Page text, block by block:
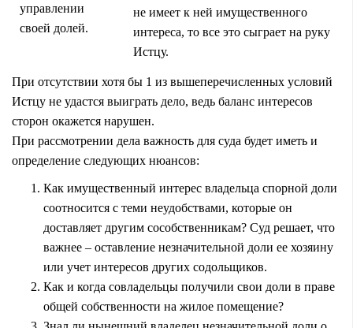
управлении
своей долей.
не имеет к ней имущественного
интереса, то все это сыграет на руку
Истцу.
При отсутствии хотя бы 1 из вышеперечисленных условий
Истцу не удастся выиграть дело, ведь баланс интересов
сторон окажется нарушен.
При рассмотрении дела важность для суда будет иметь и
определение следующих нюансов:
Как имущественный интерес владельца спорной доли
соотносится с теми неудобствами, которые он
доставляет другим сособственникам? Суд решает, что
важнее – оставление незначительной доли ее хозяину
или учет интересов других содольщиков.
Как и когда совладельцы получили свои доли в праве
общей собственности на жилое помещение?